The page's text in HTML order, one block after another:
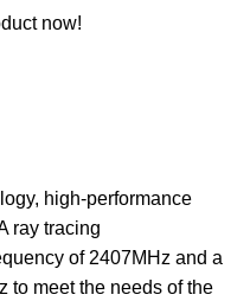
now!
high-performance
ray tracing
of 2407MHz and a
to meet the needs of the